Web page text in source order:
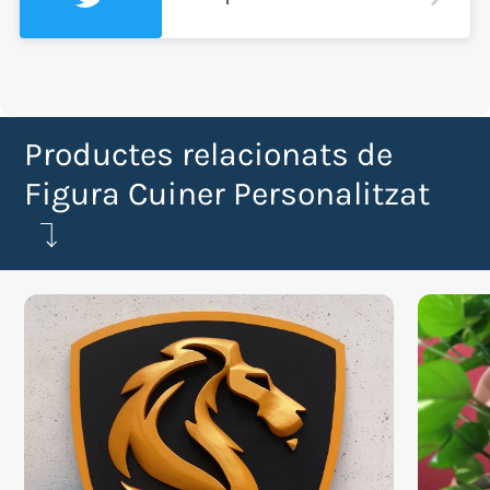
Productes relacionats de
Figura Cuiner Personalitzat